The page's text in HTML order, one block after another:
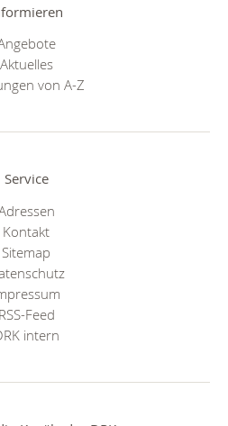
Aktuelles
von A-Z
Service
Kontakt
Sitemap
RSS-Feed
intern